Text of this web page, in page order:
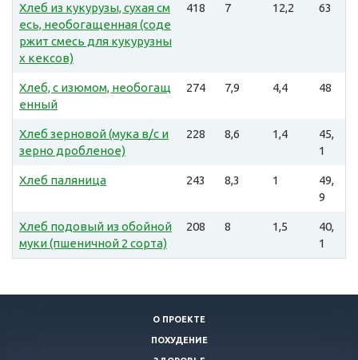
Хлеб из кукурузы, сухая см
есь, необогащенная (соде
ржит смесь для кукурузны
х кексов)
418 7 12,2 63
Хлеб, с изюмом, необогащ
енный
274 7,9 4,4 48
Хлеб зерновой (мука в/с и
зерно дробленое)
228 8,6 1,4
45,
1
Хлеб паляница 243 8,3 1
49,
9
Хлеб подовый из обойной
муки (пшеничной 2 сорта)
208 8 1,5
40,
1
О ПРОЕКТЕ
ПОХУДЕНИЕ